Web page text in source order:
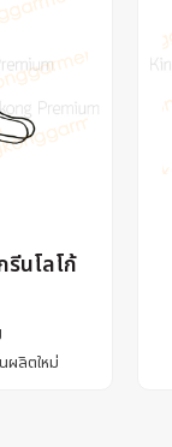
นโลโก้
ผลิตใหม่